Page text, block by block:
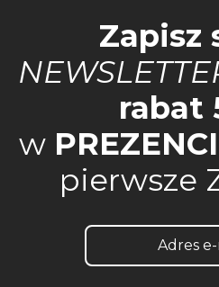
Zapisz
rabat
w
pierwsze